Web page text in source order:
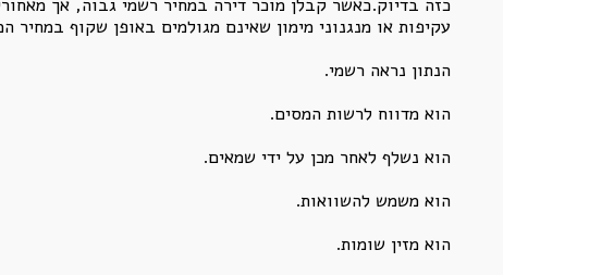
עקיפות או מנגנוני מימון שאינם מגולמים באופן שקוף
הנתון נראה רשמי.
הוא מדווח לרשות המסים.
הוא נשלף לאחר מכן על ידי שמאים.
הוא משמש להשוואות.
הוא מזין שומות.